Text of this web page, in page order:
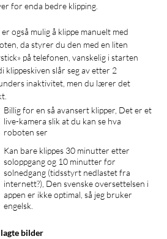
for enda bedre klipping.
også mulig å klippe manuelt med
da styrer du den med en liten
på telefonen, vanskelig i starten
klippeskiven slår seg av etter 2
inaktivitet, men du lærer det
Billig for en så avansert klipper, Det er et
live-kamera slik at du kan se hva
roboten ser
Kan bare klippes 30 minutter etter
soloppgang og 10 minutter før
solnedgang (tidsstyrt nedlastet fra
internett?), Den svenske oversettelsen i
appen er ikke optimal, så jeg bruker
engelsk.
bilder